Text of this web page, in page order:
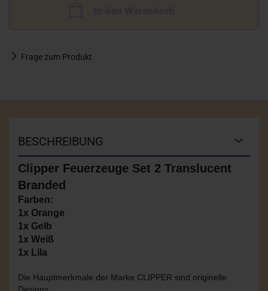
Frage zum Produkt
BESCHREIBUNG
Clipper Feuerzeuge Set 2 Translucent
Branded
Farben:
1x Orange
1x Gelb
1x Weiß
1x Lila
Die Hauptmerkmale der Marke CLIPPER sind originelle